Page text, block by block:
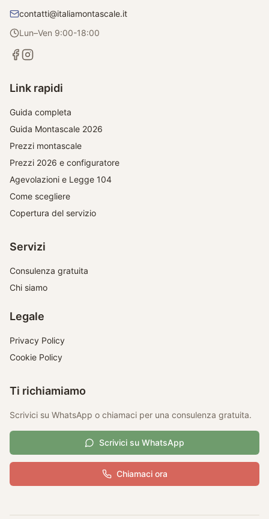
contatti@italiamontascale.it
Lun–Ven 9:00-18:00
Link rapidi
Guida completa
Guida Montascale 2026
Prezzi montascale
Prezzi 2026 e configuratore
Agevolazioni e Legge 104
Come scegliere
Copertura del servizio
Servizi
Consulenza gratuita
Chi siamo
Legale
Privacy Policy
Cookie Policy
Ti richiamiamo
Scrivici su WhatsApp o chiamaci per una consulenza gratuita.
Scrivici su WhatsApp
Chiamaci ora